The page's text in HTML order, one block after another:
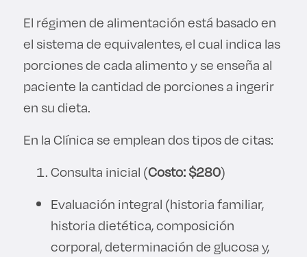
El régimen de alimentación está basado en
el sistema de equivalentes, el cual indica las
porciones de cada alimento y se enseña al
paciente la cantidad de porciones a ingerir
en su dieta.
En la Clínica se emplean dos tipos de citas:
Consulta inicial (Costo: $280)
Evaluación integral (historia familiar,
historia dietética, composición
corporal, determinación de glucosa y,